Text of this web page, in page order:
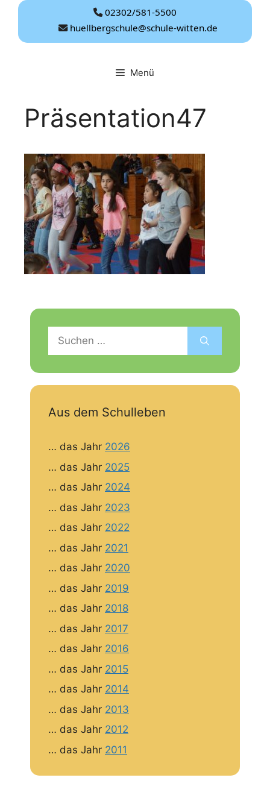
Zum
springen
02302/581-5500
huellbergschule@schule-witten.de
Menü
Präsentation47
Suchen
nach:
Aus dem Schulleben
… das Jahr 2026
… das Jahr 2025
… das Jahr 2024
… das Jahr 2023
… das Jahr 2022
… das Jahr 2021
… das Jahr 2020
… das Jahr 2019
… das Jahr 2018
… das Jahr 2017
… das Jahr 2016
… das Jahr 2015
… das Jahr 2014
… das Jahr 2013
… das Jahr 2012
… das Jahr 2011